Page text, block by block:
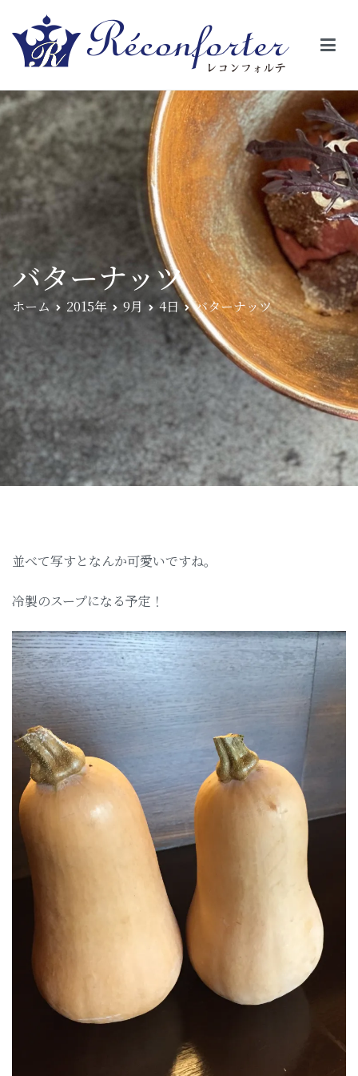
【レコンフォルテ】吹田・千里山/フレンチ（フラ
ンス料理）
絵の様に見える。そんな空間で、ゆっくり素材そのものの旨さを閉
じ込めたフレンチを・・・・・。
バターナッツ
ホーム 2015年 9月 4日 バターナッツ
並べて写すとなんか可愛いですね。
冷製のスープになる予定！